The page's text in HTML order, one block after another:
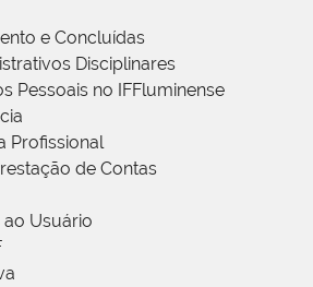
e Concluídas
Disciplinares
Pessoais no IFFluminense
Profissional
de Contas
Usuário